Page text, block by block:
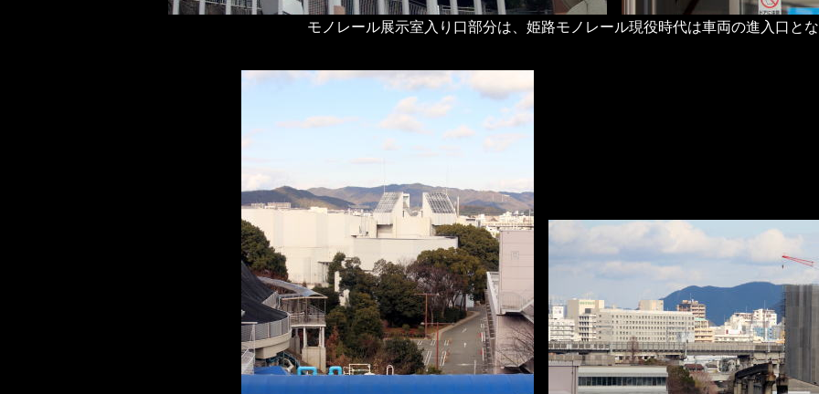
モノレール展示室入り口部分は、姫路モノレール現役時代は車両の進入口と